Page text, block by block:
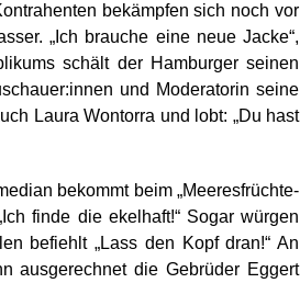
bekämpfen sich noch vor
„Ich brauche eine neue Jacke“,
schält der Hamburger seinen
und Moderatorin seine
Laura Wontorra und lobt: „Du hast
bekommt beim „Meeresfrüchte-
finde die ekelhaft!“ Sogar würgen
befiehlt „Lass den Kopf dran!“ An
ausgerechnet die Gebrüder Eggert